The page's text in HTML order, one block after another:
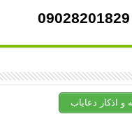
09028201829
و اذکار دعایاب